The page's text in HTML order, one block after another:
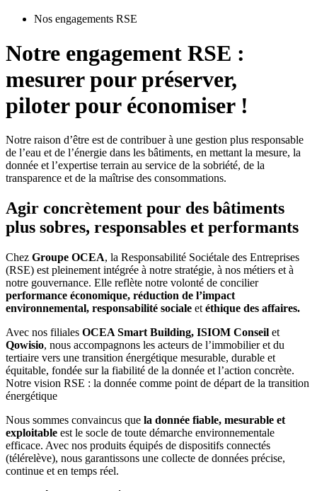
Nos engagements RSE
Notre engagement RSE :
mesurerpourpréserver,
piloterpour économiser !
Notre raison d’être est de contribuer à une gestion plus responsable
de l’eau et de l’énergie dans les bâtiments, en mettant la mesure, la
donnée et l’expertise terrain au service de la sobriété, de la
transparence et de la maîtrise des consommations.
Agir concrètement pour des bâtiments
plus sobres, responsables et performants
Chez Groupe OCEA, la Responsabilité Sociétale des Entreprises
(RSE) est pleinement intégrée à notre stratégie, à nos métiers et à
notre gouvernance. Elle reflète notre volonté de concilier
performance économique, réduction de l’impact
environnemental, responsabilité sociale et éthique des affaires.
Avec nos filiales OCEA Smart Building, ISIOM Conseil et
Qowisio, nous accompagnons les acteurs de l’immobilier et du
tertiaire vers une transition énergétique mesurable, durable et
équitable, fondée sur la fiabilité de la donnée et l’action concrète.
Notre vision RSE : la donnée comme point de départ de la transition
énergétique
Nous sommes convaincus que la donnée fiable, mesurable et
exploitable est le socle de toute démarche environnementale
efficace. Avec nos produits équipés de dispositifs connectés
(télérelève), nous garantissons une collecte de données précise,
continue et en temps réel.